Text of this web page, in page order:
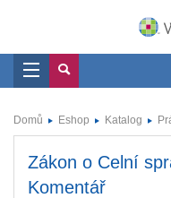
Domů Eshop Katalog
Zákon o Celní
Komentář